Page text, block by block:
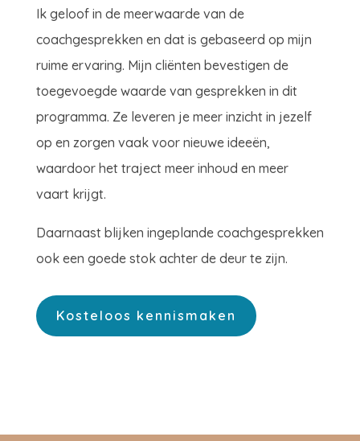
Ik geloof in de meerwaarde van de
coachgesprekken en dat is gebaseerd op mijn
ruime ervaring. Mijn cliënten bevestigen de
toegevoegde waarde van gesprekken in dit
programma. Ze leveren je meer inzicht in jezelf
op en zorgen vaak voor nieuwe ideeën,
waardoor het traject meer inhoud en meer
vaart krijgt.
Daarnaast blijken ingeplande coachgesprekken
ook een goede stok achter de deur te zijn.
Kosteloos kennismaken